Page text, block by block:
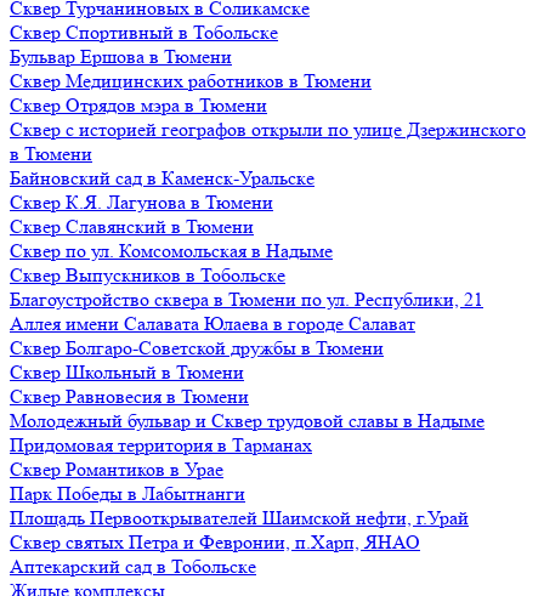
Сквер Турчаниновых в Соликамске
Сквер Спортивный в Тобольске
Бульвар Ершова в Тюмени
Сквер Медицинских работников в Тюмени
Сквер Отрядов мэра в Тюмени
Сквер с историей географов открыли по улице Дзержинского
в Тюмени
Байновский сад в Каменск-Уральске
Сквер К.Я. Лагунова в Тюмени
Сквер Славянский в Тюмени
Сквер по ул. Комсомольская в Надыме
Сквер Выпускников в Тобольске
Благоустройство сквера в Тюмени по ул. Республики, 21
Аллея имени Салавата Юлаева в городе Салават
Сквер Болгаро-Советской дружбы в Тюмени
Сквер Школьный в Тюмени
Сквер Равновесия в Тюмени
Молодежный бульвар и Сквер трудовой славы в Надыме
Придомовая территория в Тарманах
Сквер Романтиков в Урае
Парк Победы в Лабытнанги
Площадь Первооткрывателей Шаимской нефти, г.Урай
Сквер святых Петра и Февронии, п.Харп, ЯНАО
Аптекарский сад в Тобольске
Жилые комплексы